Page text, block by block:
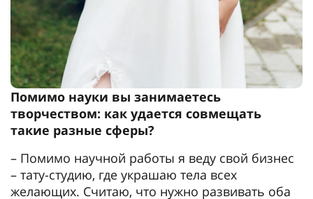
Помимо науки вы занимаетесь
творчеством: как удается совмещать
такие разные сферы?
– Помимо научной работы я веду свой бизнес
– тату-студию, где украшаю тела всех
желающих. Считаю, что нужно развивать оба